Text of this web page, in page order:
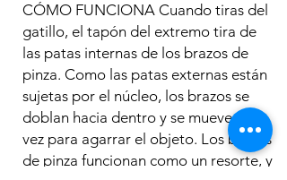
CÓMO FUNCIONA Cuando tiras del
gatillo, el tapón del extremo tira de
las patas internas de los brazos de
pinza. Como las patas externas están
sujetas por el núcleo, los brazos se
doblan hacia dentro y se mueven a la
vez para agarrar el objeto. Los brazos
de pinza funcionan como un resorte, y